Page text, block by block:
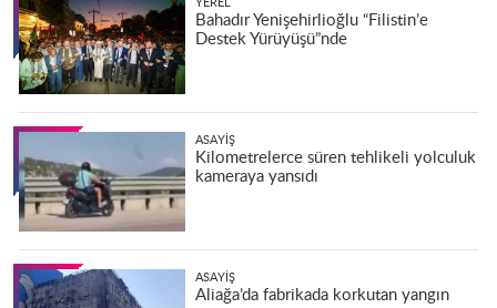
YEREL
Bahadır Yenişehirlioğlu “Filistin’e
Destek Yürüyüşü”nde
ASAYIŞ
Kilometrelerce süren tehlikeli yolculuk
kameraya yansıdı
ASAYIŞ
Aliağa’da fabrikada korkutan yangın